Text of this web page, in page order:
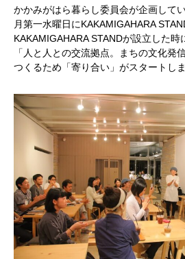
かかみがはら暮らし委員会が企画して
月第一水曜日にKAKAMIGAHARA
KAKAMIGAHARA STANDが設立した時
「人と人との交流拠点。まちの文化発
つくるため「寄り合い」がスタートしま